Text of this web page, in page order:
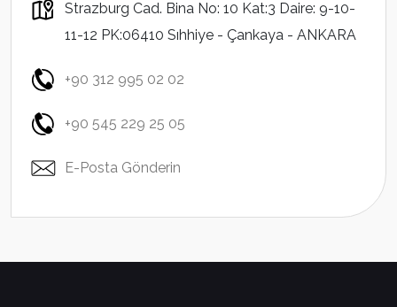
Strazburg Cad. Bina No: 10 Kat:3 Daire: 9-10-
11-12 PK:06410 Sıhhiye - Çankaya - ANKARA
+90 312 995 02 02
+90 545 229 25 05
E-Posta Gönderin